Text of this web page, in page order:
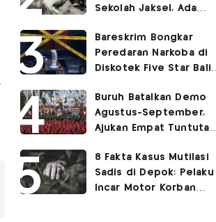
Sekolah Jaksel, Ada
Ruang Bunker
Bareskrim Bongkar
Peredaran Narkoba di
Diskotek Five Star Bali,
Buruh Batalkan Demo
Agustus-September,
Ajukan Empat Tuntutan
8 Fakta Kasus Mutilasi
Sadis di Depok: Pelaku
Incar Motor Korban